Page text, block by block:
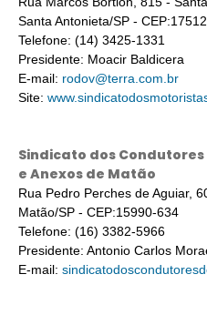
Santa Antonieta/SP -
Telefone: (14) 3425-1331
Presidente: Moacir Baldicera
E-mail: rodov@terra.com.br
Site:
Sindicato dos
e Anexos de Matão
Rua Pedro Perches de Aguiar,
Matão/SP - CEP:15990-634
Telefone: (16) 3382-5966
Presidente: Antonio Carlos
E-mail: